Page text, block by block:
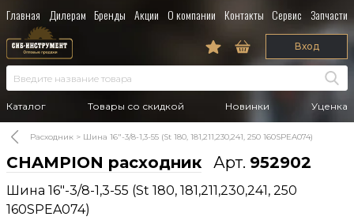
Главная Дилерам Бренды Акции О компании Контакты Сервис Запчасти
Каталог Товары со скидкой Новинки Уценка
Вход
Расходник Шина 16"-3/8-1,3-55 (St 180, 181,211,230,241, 250 160SPEA074)
CHAMPION расходник Арт. 952902
Шина 16"-3/8-1,3-55 (St 180, 181,211,230,241, 250
160SPEA074)